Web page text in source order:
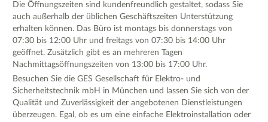
Die Öffnungszeiten sind kundenfreundlich gestaltet, sodass Sie
auch außerhalb der üblichen Geschäftszeiten Unterstützung
erhalten können. Das Büro ist montags bis donnerstags von
07:30 bis 12:00 Uhr und freitags von 07:30 bis 14:00 Uhr
geöffnet. Zusätzlich gibt es an mehreren Tagen
Nachmittagsöffnungszeiten von 13:00 bis 17:00 Uhr.
Besuchen Sie die GES Gesellschaft für Elektro- und
Sicherheitstechnik mbH in München und lassen Sie sich von der
Qualität und Zuverlässigkeit der angebotenen Dienstleistungen
überzeugen. Egal, ob es um eine einfache Elektroinstallation oder